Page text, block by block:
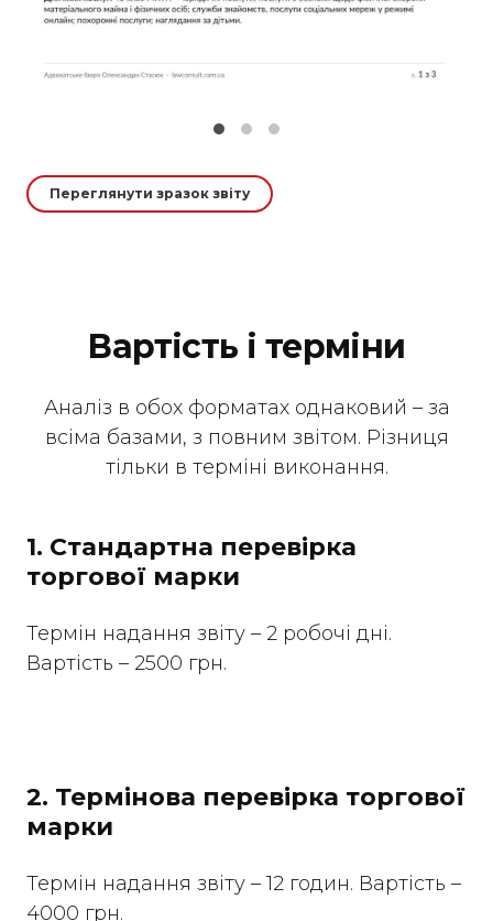
Переглянути зразок звіту
Вартість і терміни
Аналіз в обох форматах однаковий – за
всіма базами, з повним звітом. Різниця
тільки в терміні виконання.
1. Стандартна перевірка
торгової марки
Термін надання звіту – 2 робочі дні.
Вартість – 2500 грн.
2. Термінова перевірка торгової
марки
Термін надання звіту – 12 годин. Вартість –
4000 грн.